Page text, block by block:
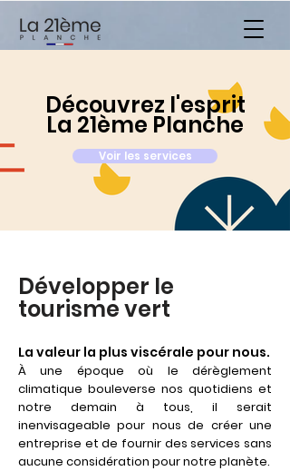
Découvrez l'esprit
La 21ème Planche
Voir les services
Développer le
tourisme vert
La valeur la plus viscérale pour nous.
À une époque où le dérèglement
climatique bouleverse nos quotidiens et
notre demain à tous, il serait
inenvisageable pour nous de créer une
entreprise et de fournir des services sans
aucune considération pour notre planète.